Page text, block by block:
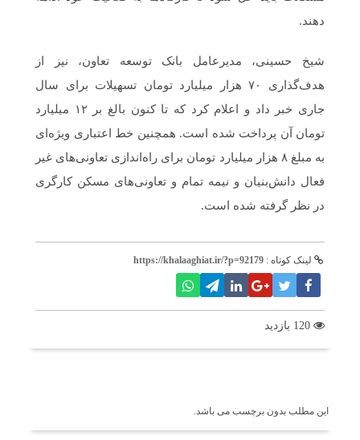
دهند.
شیخ حسینی، مدیرعامل بانک توسعه تعاون، نیز از
هدف‌گذاری ۷۰ هزار میلیارد تومان تسهیلات برای سال
جاری خبر داد و اعلام کرد که تا کنون بالغ بر ۱۲ میلیارد
تومان آن پرداخت شده است. همچنین خط اعتباری ویژه‌ای
به مبلغ ۸ هزار میلیارد تومان برای راه‌اندازی تعاونی‌های غیر
فعال دانش‌بنیان و نیمه تمام و تعاونی‌های مسکن کارگری
در نظر گرفته شده است.
لینک کوتاه : https://khalaaghiat.ir/?p=92179
این مطلب بدون برچسب می باشد.